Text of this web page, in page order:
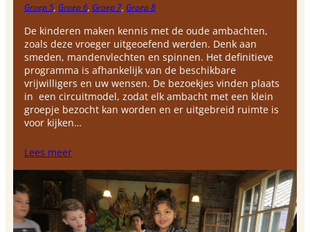
Groep 5, Groep 6, Groep 7, Groep 8
De kinderen maken kennis met de oude ambachten,
zoals deze vroeger uitgeoefend werden. Denk aan
smeden, mandenvlechten en spinnen. Het definitieve
programma is afhankelijk van de beschikbare
vrijwilligers en uw wensen. De bezoekjes vinden plaats
in een circuitmodel, zodat elk ambacht met een klein
groepje bezocht kan worden en er uitgebreid ruimte is
voor kijken…
Lees meer